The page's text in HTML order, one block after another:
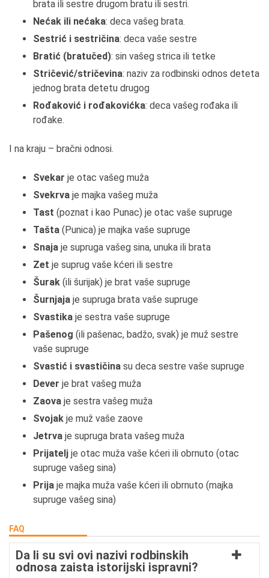
brata ili sestre drugom bratu ili sestri.
Nećak ili nećaka: deca vašeg brata.
Sestrić i sestričina: deca vaše sestre
Bratić (bratučed): sin vašeg strica ili tetke
Stričević/stričevina: naziv za rodbinski odnos deteta
jednog brata detetu drugog
Rođaković i rođakovićka: deca vašeg rođaka ili
rođake.
I na kraju – bračni odnosi.
Svekar je otac vašeg muža
Svekrva je majka vašeg muža
Tast (poznat i kao Punac) je otac vaše supruge
Tašta (Punica) je majka vaše supruge
Snaja je supruga vašeg sina, unuka ili brata
Zet je suprug vaše kćeri ili sestre
Šurak (ili šurijak) je brat vaše supruge
Šurnjaja je supruga brata vaše supruge
Svastika je sestra vaše supruge
Pašenog (ili pašenac, badžo, svak) je muž sestre
vaše supruge
Svastić i svastičina su deca sestre vaše supruge
Dever je brat vašeg muža
Zaova je sestra vašeg muža
Svojak je muž vaše zaove
Jetrva je supruga brata vašeg muža
Prijatelj je otac muža vaše kćeri ili obrnuto (otac
supruge vašeg sina)
Prija je majka muža vaše kćeri ili obrnuto (majka
supruge vašeg sina)
FAQ
Da li su svi ovi nazivi rodbinskih
odnosa zaista istorijski ispravni?